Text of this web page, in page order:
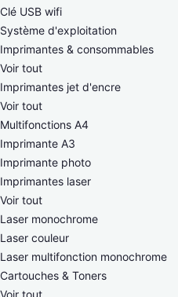
Clé USB wifi
Système d'exploitation
Imprimantes & consommables
Voir tout
Imprimantes jet d'encre
Voir tout
Multifonctions A4
Imprimante A3
Imprimante photo
Imprimantes laser
Voir tout
Laser monochrome
Laser couleur
Laser multifonction monochrome
Cartouches & Toners
Voir tout